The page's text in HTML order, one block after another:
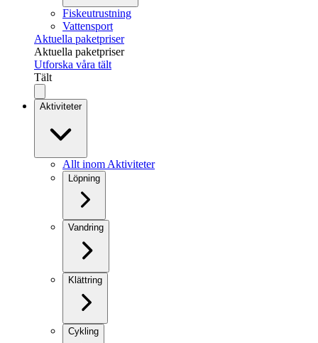
Fiskeutrustning
Vattensport
Aktuella paketpriser
Aktuella paketpriser
Utforska våra tält
Tält
Aktiviteter
Allt inom Aktiviteter
Löpning
Vandring
Klättring
Cykling